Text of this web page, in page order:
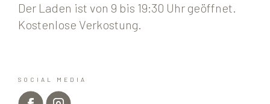
Der Laden ist von 9 bis 19:30 Uhr geöffnet.
Kostenlose Verkostung.
SOCIAL MEDIA